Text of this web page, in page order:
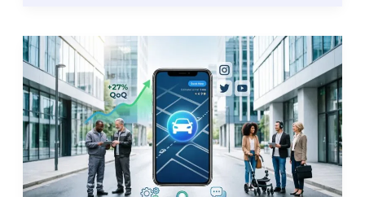
جيتور
لزينة
ريلز
(Zeina
Reels)